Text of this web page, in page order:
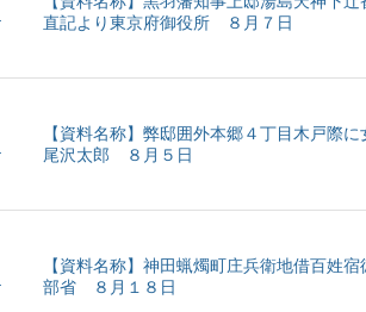
直記より東京府御役所 ８月７日
【資料名称】弊邸囲外本郷４丁目木戸際
尾沢太郎 ８月５日
【資料名称】神田蝋燭町庄兵衛地借百姓
部省 ８月１８日